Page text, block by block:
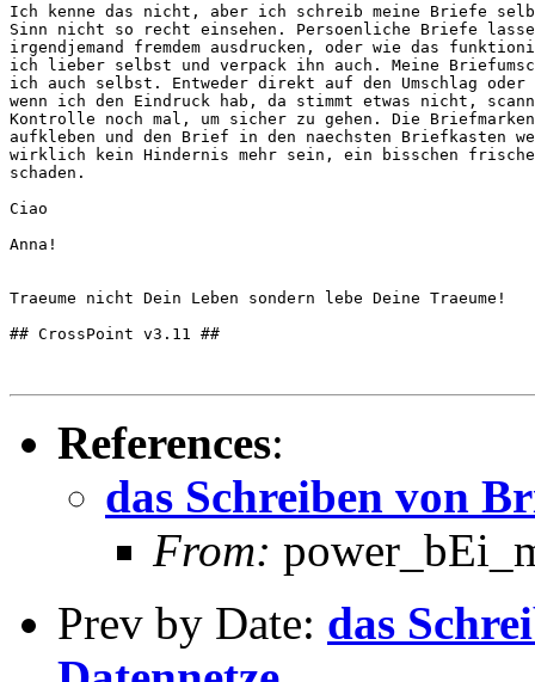
Ich kenne das nicht, aber ich schreib meine Briefe
Sinn nicht so recht einsehen. Persoenliche Briefe
irgendjemand fremdem ausdrucken, oder wie das
ich lieber selbst und verpack ihn auch. Meine
ich auch selbst. Entweder direkt auf den Umschlag oder
wenn ich den Eindruck hab, da stimmt etwas nicht,
Kontrolle noch mal, um sicher zu gehen. Die
aufkleben und den Brief in den naechsten Briefkasten
wirklich kein Hindernis mehr sein, ein bisschen frische
schaden.
Ciao
Anna!
Traeume nicht Dein Leben sondern lebe Deine Traeume!
## CrossPoint v3.11 ##
References:
das Schreiben von
From:
Prev by Date: das